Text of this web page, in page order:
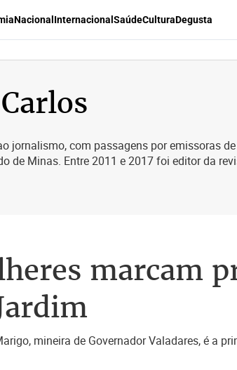
Nacional Internacional SaúdeCulturaDegusta
jornalismo, com passagens por emissoras
de Minas. Entre 2011 e 2017 foi editor da
marcam
mineira de Governador Valadares, é a